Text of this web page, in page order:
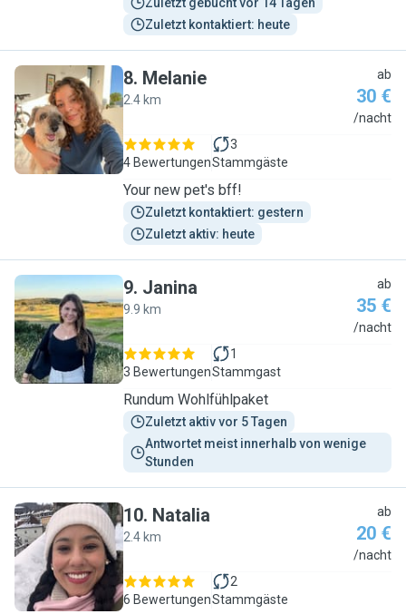
Zuletzt kontaktiert: heute
M
8. Melanie
2.4 km
ab
30 €
/nacht
4 Bewertungen
3
Stammgäste
Your new pet's bff!
Zuletzt kontaktiert: gestern
Zuletzt aktiv: heute
J
9. Janina
9.9 km
ab
35 €
/nacht
3 Bewertungen
1
Stammgast
Rundum Wohlfühlpaket
Zuletzt aktiv vor 5 Tagen
Antwortet meist innerhalb von wenige
Stunden
N
10. Natalia
2.4 km
ab
20 €
/nacht
6 Bewertungen
2
Stammgäste